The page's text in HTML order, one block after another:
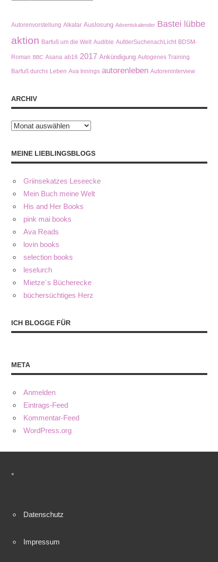
Autorenvorstellung Alkatar Auslosung Adventskalender Bastei lübbe
aktion Barfuß um die Welt Audible AufderSuchenachLicht BDSM-
Roman BBC Asana ab16 2017 Ankündigung Autogenes Training
Barfuß durchs Leben Ava Innings autorenleben Autoreninterview
ARCHIV
Archiv
MEINE LIEBLINGSBLOGS
Griinsekatzes Leseecke
Mein Buch meine Welt
His and Her Books
pink mai books
Ava Reads
lovin books
selection books
leselurch
Mietze´s Bücherecke
büchersüchtiges Herz
ICH BLOGGE FÜR
META
Anmelden
Eintrags-Feed
Kommentar-Feed
WordPress.org
°
Datenschutz
Impressum